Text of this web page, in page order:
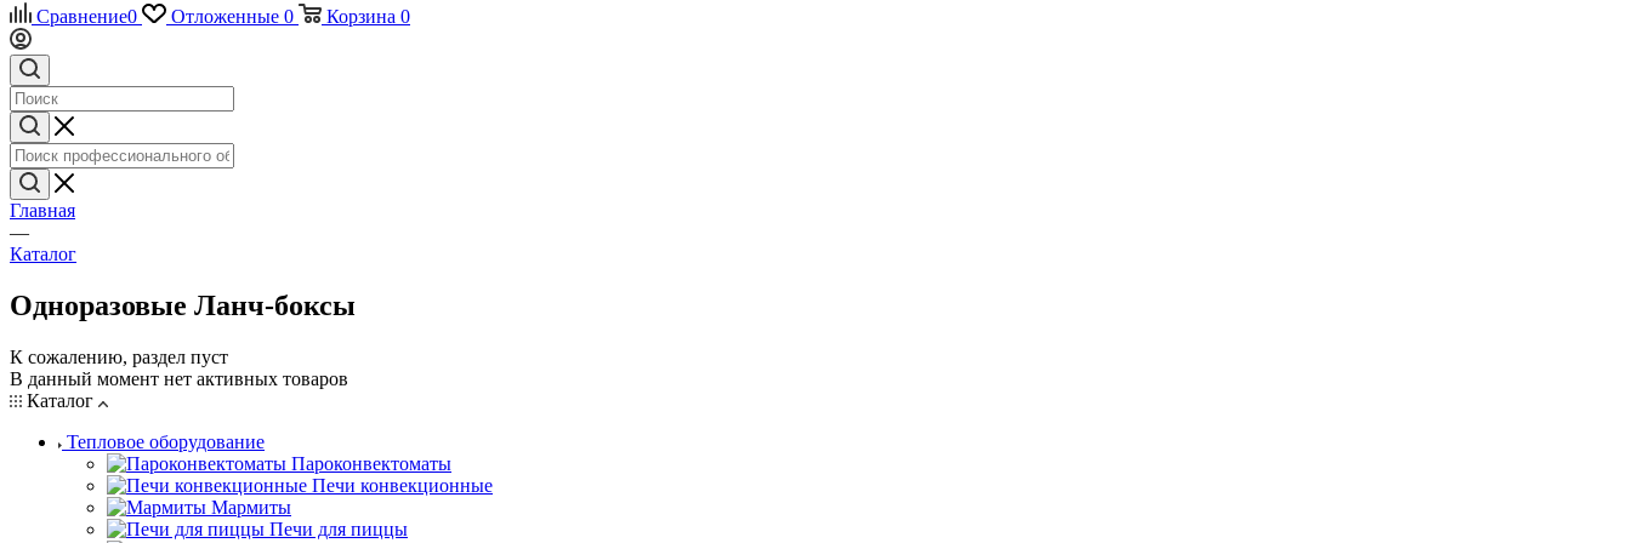
Сравнение0 Отложенные 0 Корзина 0
Главная
—
Каталог
Одноразовые Ланч-боксы
К сожалению, раздел пуст
В данный момент нет активных товаров
Каталог
Тепловое оборудование
Пароконвектоматы
Печи конвекционные
Мармиты
Печи для пиццы